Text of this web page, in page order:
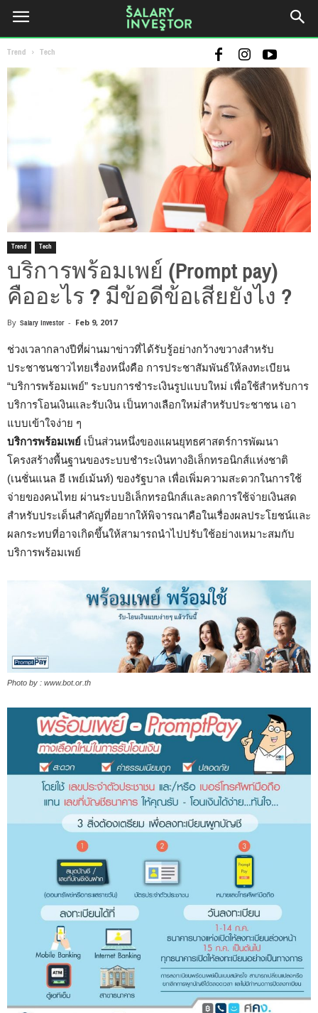
Trend Tech
Trend Tech
บริการพร้อมเพย์ (Prompt pay)
คืออะไร ? มีข้อดีข้อเสียยังไง ?
By Salary Investor - Feb 9, 2017
ช่วงเวลากลางปีที่ผ่านมาข่าวที่ได้รับรู้อย่างกว้างขวางสำหรับ
ประชาชนชาวไทยเรื่องหนึ่งคือ การประชาสัมพันธ์ให้ลงทะเบียน
“บริการพร้อมเพย์” ระบบการชำระเงินรูปแบบใหม่ เพื่อใช้สำหรับการ
บริการโอนเงินและรับเงิน เป็นทางเลือกใหม่สำหรับประชาชน เอา
แบบเข้าใจง่าย ๆ
บริการพร้อมเพย์ เป็นส่วนหนึ่งของแผนยุทธศาสตร์การพัฒนา
โครงสร้างพื้นฐานของระบบชำระเงินทางอิเล็กทรอนิกส์แห่งชาติ
(เนชั่นแนล อี เพย์เม้นท์) ของรัฐบาล เพื่อเพิ่มความสะดวกในการใช้
จ่ายของคนไทย ผ่านระบบอิเล็กทรอนิกส์และลดการใช้จ่ายเงินสด
สำหรับประเด็นสำคัญที่อยากให้พิจารณาคือในเรื่องผลประโยชน์และ
ผลกระทบที่อาจเกิดขึ้นให้สามารถนำไปปรับใช้อย่างเหมาะสมกับ
บริการพร้อมเพย์
Photo by : www.bot.or.th